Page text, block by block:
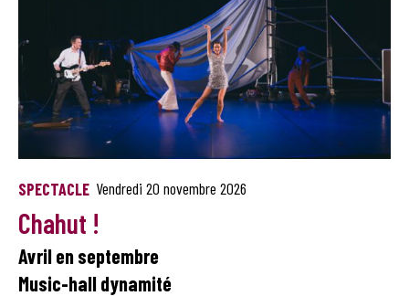
SPECTACLE Vendredi 20 novembre 2026
Chahut !
Avril en septembre
Music-hall dynamité